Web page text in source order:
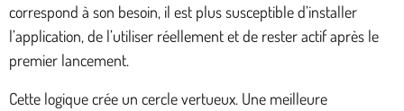
correspond à son besoin, il est plus susceptible d’installer
l’application, de l’utiliser réellement et de rester actif après le
premier lancement.
Cette logique crée un cercle vertueux. Une meilleure